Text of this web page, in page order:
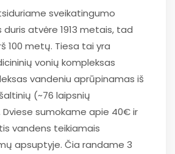
sveikatingumo
duris atvėre 1913 metais, tad
100 metų. Tiesa tai yra
vonių kompleksas
vandeniu aprūpinamas iš
(~76 laipsnių
sumokame apie 40€ ir
vandens teikiamais
apsuptyje. Čia randame 3